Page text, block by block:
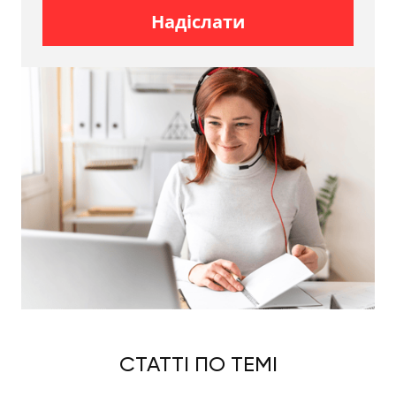
пропонуємо клієнтам широкий перелік якісних
(маємо в асортименті великий перелік
якісних пакувальних матеріалів), професійних
вантажників, які зможуть провести:
запакування;
демонтаж та монтаж;
винесення та завантаження авто;
а також перелік інших послуг.
Якщо ви хочете аби ваші музичні інструменти були
максимально обережно та оперативно
доставлені у потрібне вам місце, обов'язково
довіртеся нам. Забезпечимо найкращий мувінг та
збереження функціонування і звучання музичного
матеріали, гідроборти та ін.
Надіслати
СТАТТІ ПО ТЕМІ